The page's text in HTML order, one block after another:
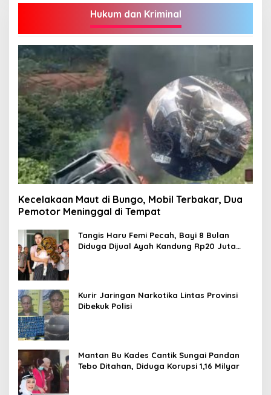
Hukum dan Kriminal
Kecelakaan Maut di Bungo, Mobil Terbakar, Dua
Pemotor Meninggal di Tempat
Tangis Haru Femi Pecah, Bayi 8 Bulan
Diduga Dijual Ayah Kandung Rp20 Juta
Kurir Jaringan Narkotika Lintas Provinsi
Dibekuk Polisi
Mantan Bu Kades Cantik Sungai Pandan
Tebo Ditahan, Diduga Korupsi 1,16 Milyar